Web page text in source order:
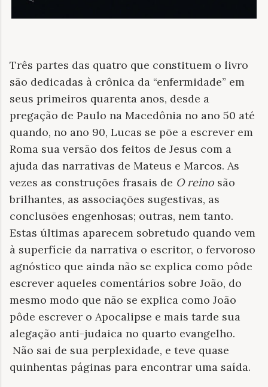
Três partes das quatro que constituem o livro
são dedicadas à crônica da “enfermidade” em
seus primeiros quarenta anos, desde a
pregação de Paulo na Macedônia no ano 50 até
quando, no ano 90, Lucas se põe a escrever em
Roma sua versão dos feitos de Jesus com a
ajuda das narrativas de Mateus e Marcos. As
vezes as construções frasais de O reino são
brilhantes, as associações sugestivas, as
conclusões engenhosas; outras, nem tanto.
Estas últimas aparecem sobretudo quando vem
à superfície da narrativa o escritor, o fervoroso
agnóstico que ainda não se explica como pôde
escrever aqueles comentários sobre João, do
mesmo modo que não se explica como João
pôde escrever o Apocalipse e mais tarde sua
alegação anti-judaica no quarto evangelho.
Não sai de sua perplexidade, e teve quase
quinhentas páginas para encontrar uma saída.